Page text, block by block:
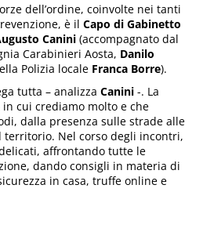
dell’ordine, coinvolte nei tanti
è ilCapo di Gabinetto
Canini (accompagnato dal
Carabinieri Aosta, Danilo
Polizia locale Franca Borre).
tutta – analizzaCanini -. La
cui crediamo molto e che
dalla presenza sulle strade alle
territorio. Nel corso degli incontri,
affrontando tutte le
dando consigli in materia di
in casa, truffe online e